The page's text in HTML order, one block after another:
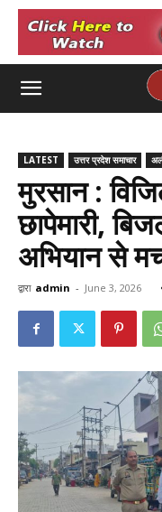
LATEST उत्तर प्रदेश समाचार
मुरसान :
छापेमारी,
अभियान से
द्वारा admin - June 3, 2026